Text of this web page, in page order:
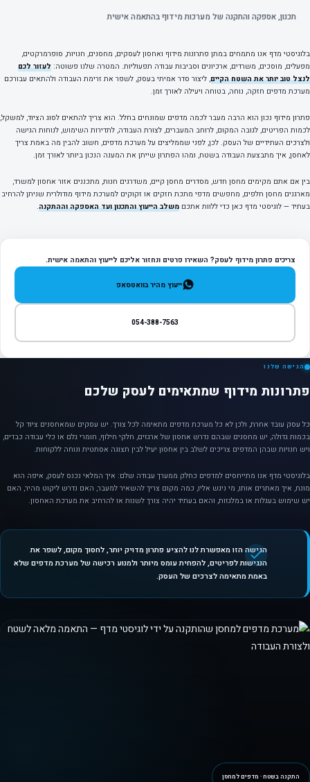
תכנון, אספקה והתקנה של מערכות מידוף בהתאמה אישית
בלוגיסטי מדף אנו מתמחים במתן פתרונות מידוף ואחסון לעסקים, מחסנים, חנויות, סופרמרקטים,
מפעלים, מוסכים, משרדים, ארכיונים וסביבות עבודה תפעוליות. המטרה שלנו פשוטה: לעזור לכם
לנצל טוב יותר את השטח הקיים, ליצור סדר אמיתי בעסק, לשפר את זרימת העבודה ולהתאים עבורכם
מערכת מדפים חזקה, נוחה, בטוחה ויעילה לאורך זמן.
פתרון מידוף נכון הוא הרבה מעבר לכמה מדפים שמונחים בחלל. הוא צריך להתאים לסוג הציוד, למשקל,
לכמות הפריטים, לגובה המקום, לרוחב המעברים, לצורת העבודה, לתדירות השימוש, לנוחות הגישה
ולצרכים העתידיים של העסק. לכן, לפני שממליצים על מערכת מדפים, חשוב להבין מה באמת צריך
לאחסן, איך מתבצעת העבודה בשטח, ומהו הפתרון שייתן את המענה הנכון ביותר לאורך זמן.
בין אם אתם מקימים מחסן חדש, מסדרים מחסן קיים, משדרגים חנות, מתכננים אזור אחסון למשרד,
מארגנים מחסן חלפים, מחפשים מדפי מתכת חזקים או זקוקים למערכת מידוף מודולרית שניתן להרחיב
בעתיד — לוגיסטי מדף כאן כדי ללוות אתכם משלב הייעוץ והתכנון ועד האספקה וההתקנה.
צריכים פתרון מידוף לעסק? השאירו פרטים ונחזור אליכם לייעוץ והתאמה אישית.
ייעוץ מהיר בוואטסאפ
054-388-7563
הגישה שלנו
פתרונות מידוף שמתאימים לעסק שלכם
כל עסק עובד אחרת, ולכן לא כל מערכת מדפים מתאימה לכל צורך. יש עסקים שמאחסנים ציוד קל
בכמות גדולה, יש מחסנים שבהם נדרש אחסון של ארגזים, חלקי חילוף, חומרי גלם או כלי עבודה כבדים,
ויש חנויות שבהן המדפים צריכים לשלב בין אחסון יעיל לבין תצוגה אסתטית ונוחה ללקוחות.
בלוגיסטי מדף אנו מתייחסים למדפים כחלק ממערך עבודה שלם: איך המלאי נכנס לעסק, איפה הוא
מונח, איך מאתרים אותו, מי ניגש אליו, כמה מקום צריך להשאיר למעבר, האם נדרש ליקוט מהיר, האם
יש שימוש בעגלות או במלגזות, והאם בעתיד יהיה צורך לשנות או להרחיב את מערכת האחסון.
הגישה הזו מאפשרת לנו להציע פתרון מדויק יותר, לחסוך מקום, לשפר את
הנגישות לפריטים, להפחית עומס מיותר ולמנוע רכישה של מערכת מדפים שלא
באמת מתאימה לצרכים של העסק.
התקנה בשטח · מדפים למחסן